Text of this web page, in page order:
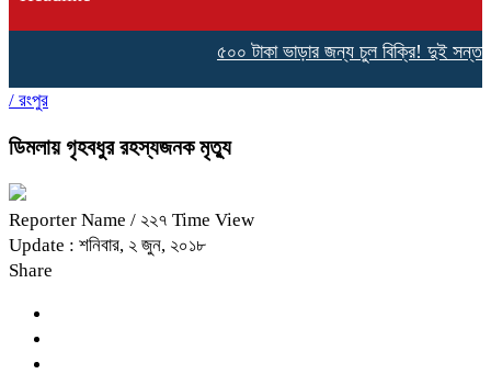
৫০০ টাকা ভাড়ার জন্য চুল বিক্রি! দুই সন্তান
/ রংপুর
ডিমলায় গৃহবধুর রহস্যজনক মৃত্যু
Reporter Name / ২২৭ Time View
Update : শনিবার, ২ জুন, ২০১৮
Share